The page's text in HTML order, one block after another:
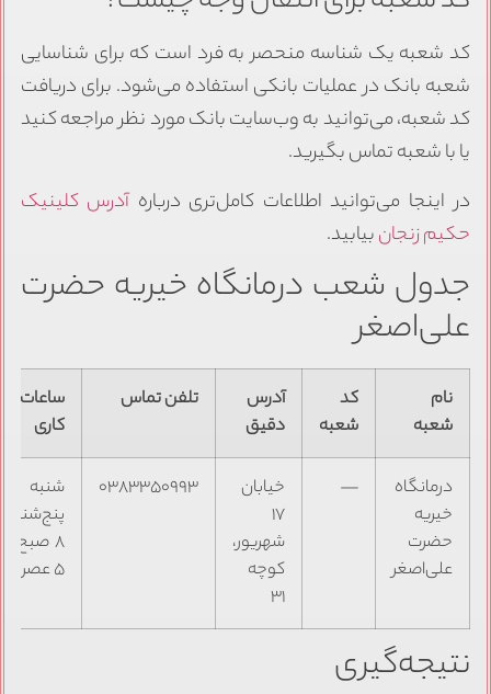
کد شعبه یک شناسه منحصر به فرد است که برای شناسایی
شعبه بانک در عملیات بانکی استفاده می‌شود. برای دریافت
کد شعبه، می‌توانید به وب‌سایت بانک مورد نظر مراجعه کنید
یا با شعبه تماس بگیرید.
در اینجا می‌توانید اطلاعات کامل‌تری درباره آدرس کلینیک
حکیم زنجانبیابید.
جدول شعب درمانگاه خیریه حضرت
علی‌اصغر
نام
شعبه
کد
شعبه
آدرس
دقیق
تلفن تماس
ساعات
کاری
درمانگاه
خیریه
حضرت
علی‌اصغر
—
خیابان
۱۷
شهریور،
کوچه
۳۱
۰۳۸۳۳۵۰۹۹۳
شنبه تا
پنج‌شنبه:
۸ صبح تا
۵ عصر
نتیجه‌گیری